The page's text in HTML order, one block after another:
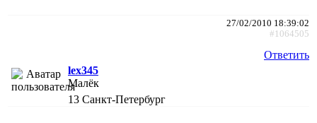
27/02/2010 18:39:02
#1064505
Ответить
lex345
Малёк
13 Санкт-Петербург